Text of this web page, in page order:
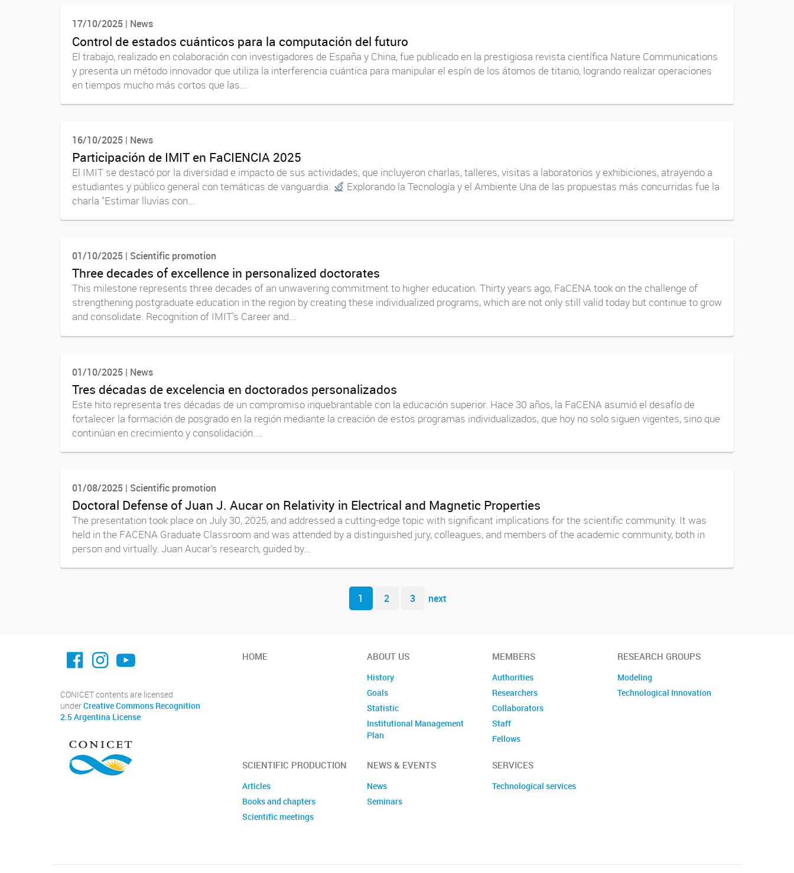
17/10/2025 | News
Control de estados cuánticos para la computación del futuro
El trabajo, realizado en colaboración con investigadores de España y China, fue publicado en la prestigiosa revista científica Nature Communications
y presenta un método innovador que utiliza la interferencia cuántica para manipular el espín de los átomos de titanio, logrando realizar operaciones
en tiempos mucho más cortos que las...
16/10/2025 | News
Participación de IMIT en FaCIENCIA 2025
El IMIT se destacó por la diversidad e impacto de sus actividades, que incluyeron charlas, talleres, visitas a laboratorios y exhibiciones, atrayendo a
estudiantes y público general con temáticas de vanguardia.
Explorando la Tecnología y el Ambiente Una de las propuestas más concurridas fue la
charla "Estimar lluvias con...
01/10/2025 | Scientific promotion
Three decades of excellence in personalized doctorates
This milestone represents three decades of an unwavering commitment to higher education. Thirty years ago, FaCENA took on the challenge of
strengthening postgraduate education in the region by creating these individualized programs, which are not only still valid today but continue to grow
and consolidate. Recognition of IMIT's Career and...
01/10/2025 | News
Tres décadas de excelencia en doctorados personalizados
Este hito representa tres décadas de un compromiso inquebrantable con la educación superior. Hace 30 años, la FaCENA asumió el desafío de
fortalecer la formación de posgrado en la región mediante la creación de estos programas individualizados, que hoy no solo siguen vigentes, sino que
continúan en crecimiento y consolidación....
01/08/2025 | Scientific promotion
Doctoral Defense of Juan J. Aucar on Relativity in Electrical and Magnetic Properties
The presentation took place on July 30, 2025, and addressed a cutting-edge topic with significant implications for the scientific community. It was
held in the FACENA Graduate Classroom and was attended by a distinguished jury, colleagues, and members of the academic community, both in
person and virtually. Juan Aucar's research, guided by...
1 2 3 next
facebook imit.conicet
imit.conicet
Youtube
CONICET contents are licensed
underCreative Commons Recognition
2.5 Argentina License
HOME ABOUT US
History
Goals
Statistic
Institutional Management
Plan
MEMBERS
Authorities
Researchers
Collaborators
Staff
Fellows
RESEARCH GROUPS
Modeling
Technological Innovation
SCIENTIFIC PRODUCTION
Articles
Books and chapters
Scientific meetings
NEWS & EVENTS
News
Seminars
SERVICES
Technological services